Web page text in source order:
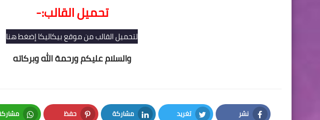
تحميل القالب:-
لتحميل القالب من موقع بيكاليكا إضغط هنا
والسلام عليكم ورحمة الله وبركاته
نشر تغريد مشاركة حفظ